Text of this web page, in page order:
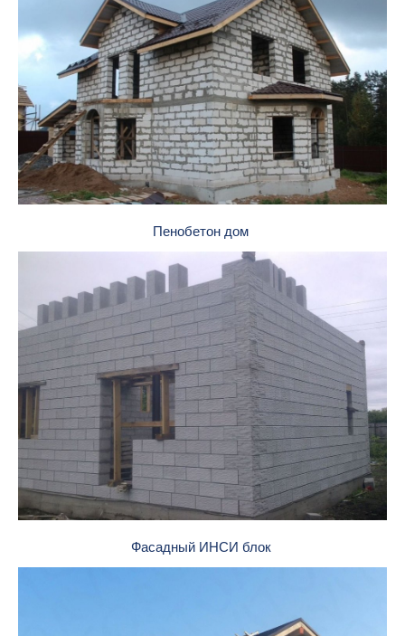
Пенобетон дом
Фасадный ИНСИ блок